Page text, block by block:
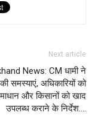
Next article
News: CM धामी ने
समस्याएं, अधिकारियों को
और किसानों को खाद
उपलब्ध कराने के निर्देश….